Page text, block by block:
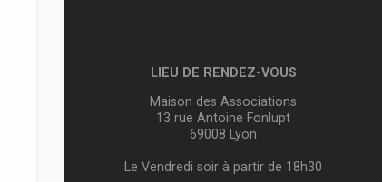
LIEU DE RENDEZ-VOUS
Maison des Associations
13 rue Antoine Fonlupt
69008 Lyon
Le Vendredi soir à partir de 18h30